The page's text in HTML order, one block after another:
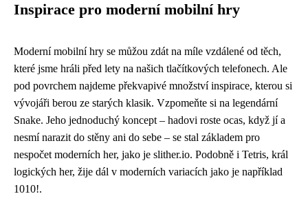
Inspirace pro moderní mobilní hry
Moderní mobilní hry se můžou zdát na míle vzdálené od těch,
které jsme hráli před lety na našich tlačítkových telefonech. Ale
pod povrchem najdeme překvapivé množství inspirace, kterou si
vývojáři berou ze starých klasik. Vzpomeňte si na legendární
Snake. Jeho jednoduchý koncept – hadovi roste ocas, když jí a
nesmí narazit do stěny ani do sebe – se stal základem pro
nespočet moderních her, jako je slither.io. Podobně i Tetris, král
logických her, žije dál v moderních variacích jako je například
1010!.